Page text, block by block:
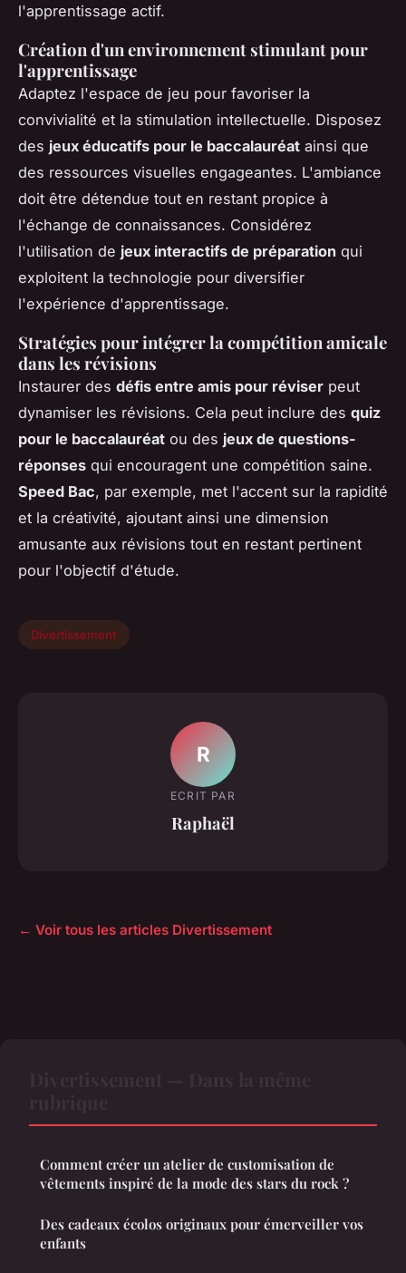
l'apprentissage actif.
Création d'un environnement stimulant pour
l'apprentissage
Adaptez l'espace de jeu pour favoriser la
convivialité et la stimulation intellectuelle. Disposez
des jeux éducatifs pour le baccalauréat ainsi que
des ressources visuelles engageantes. L'ambiance
doit être détendue tout en restant propice à
l'échange de connaissances. Considérez
l'utilisation de jeux interactifs de préparation qui
exploitent la technologie pour diversifier
l'expérience d'apprentissage.
Stratégies pour intégrer la compétition amicale
dans les révisions
Instaurer des défis entre amis pour réviser peut
dynamiser les révisions. Cela peut inclure des quiz
pour le baccalauréat ou des jeux de questions-
réponses qui encouragent une compétition saine.
Speed Bac, par exemple, met l'accent sur la rapidité
et la créativité, ajoutant ainsi une dimension
amusante aux révisions tout en restant pertinent
pour l'objectif d'étude.
Divertissement
R
ECRIT PAR
Raphaël
← Voir tous les articles Divertissement
Comment créer un atelier de customisation de
vêtements inspiré de la mode des stars du rock ?
Des cadeaux écolos originaux pour émerveiller vos
enfants